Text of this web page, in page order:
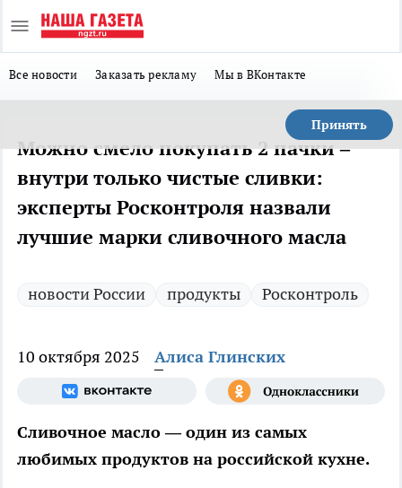
Все новости Заказать рекламу Мы в ВКонтакте
Принять
Можно смело покупать 2 пачки –
внутри только чистые сливки:
эксперты Росконтроля назвали
лучшие марки сливочного масла
новости России продукты Росконтроль
10 октября 2025 Алиса Глинских
Сливочное масло — один из самых
любимых продуктов на российской кухне.